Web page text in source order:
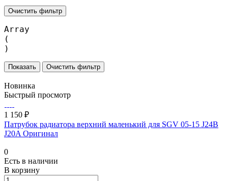
Очистить фильтр
Array
(
Очистить фильтр
Новинка
Быстрый просмотр
1 150 ₽
Патрубок радиатора верхний маленький для SGV 05-15 J24B
J20A Оригинал
0
Есть в наличии
В корзину